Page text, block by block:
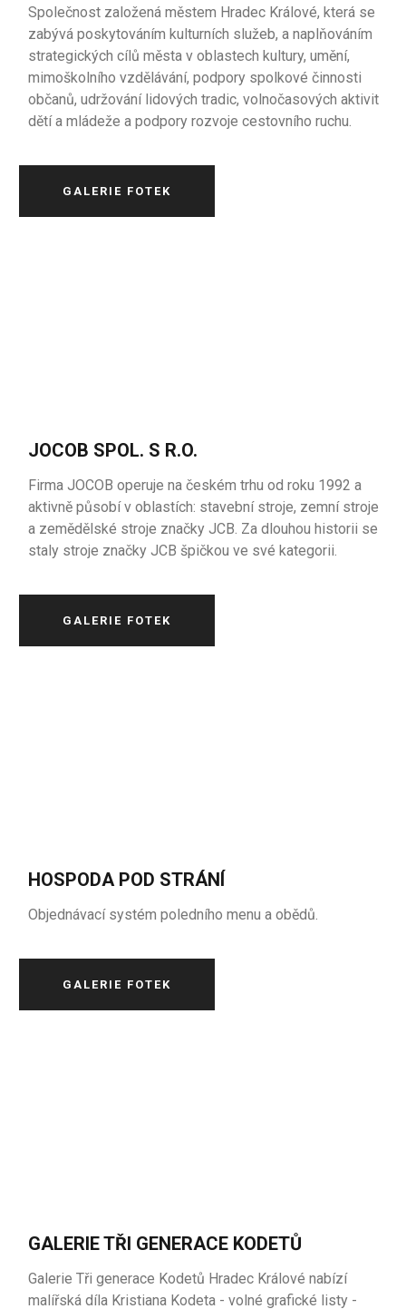
Společnost založená městem Hradec Králové, která se
zabývá poskytováním kulturních služeb, a naplňováním
strategických cílů města v oblastech kultury, umění,
mimoškolního vzdělávání, podpory spolkové činnosti
občanů, udržování lidových tradic, volnočasových aktivit
dětí a mládeže a podpory rozvoje cestovního ruchu.
GALERIE FOTEK
JOCOB SPOL. S R.O.
Firma JOCOB operuje na českém trhu od roku 1992 a
aktivně působí v oblastích: stavební stroje, zemní stroje
a zemědělské stroje značky JCB. Za dlouhou historii se
staly stroje značky JCB špičkou ve své kategorii.
GALERIE FOTEK
HOSPODA POD STRÁNÍ
Objednávací systém poledního menu a obědů.
GALERIE FOTEK
GALERIE TŘI GENERACE KODETŮ
Galerie Tři generace Kodetů Hradec Králové nabízí
malířská díla Kristiana Kodeta - volné grafické listy -